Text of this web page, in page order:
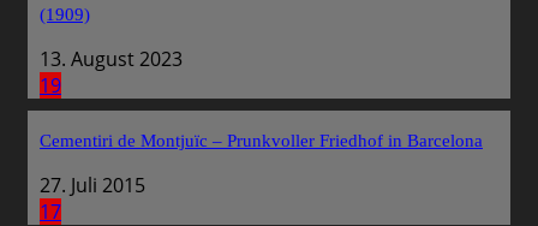
(1909)
13. August 2023
19
Cementiri de Montjuïc – Prunkvoller Friedhof in Barcelona
27. Juli 2015
17